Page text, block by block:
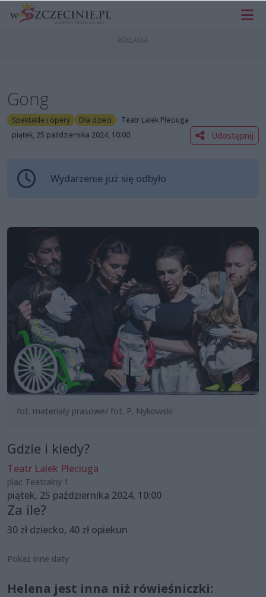
Gong
Spektakle i opery Dla dzieci
Teatr Lalek Pleciuga
piątek, 25 października 2024, 10:00
Udostępnij
Wydarzenie już się odbyło
fot. materiały prasowe/ fot. P. Nykowski
Gdzie i kiedy?
Teatr Lalek Pleciuga
plac Teatralny 1
piątek, 25 października 2024, 10:00
Za ile?
30 zł dziecko, 40 zł opiekun
Pokaż inne daty
Helena jest inna niż rówieśniczki: